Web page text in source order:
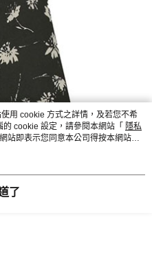
用 cookie 方式之詳情，及若您不希
cookie 設定，請參閱本網站「 隱私
站即表示您同意本公司得按本網站使
了